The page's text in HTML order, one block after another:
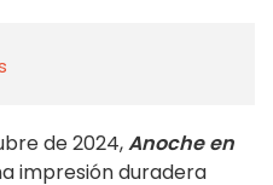
de 2024,Anoche en
impresión duradera